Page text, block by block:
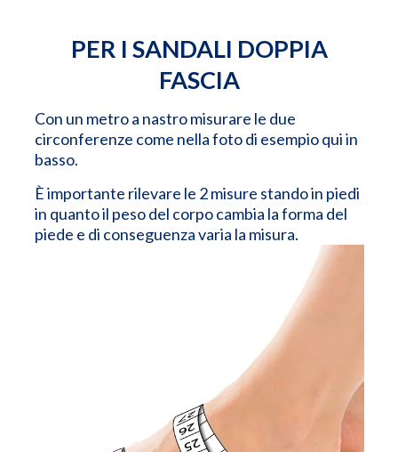
PER I SANDALI DOPPIA
FASCIA
Con un metro a nastro misurare le due
circonferenze come nella foto di esempio qui in
basso.
È importante rilevare le 2 misure stando in piedi
in quanto il peso del corpo cambia la forma del
piede e di conseguenza varia la misura.